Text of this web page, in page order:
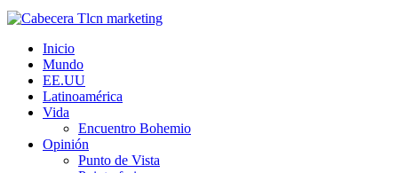
Inicio
Mundo
EE.UU
Latinoamérica
Vida
Encuentro Bohemio
Opinión
Punto de Vista